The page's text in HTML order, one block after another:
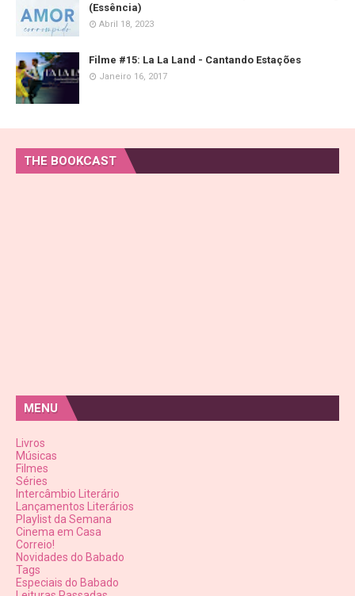
(Essência)
Abril 18, 2023
Filme #15: La La Land - Cantando Estações
Janeiro 16, 2017
THE BOOKCAST
MENU
Livros
Músicas
Filmes
Séries
Intercâmbio Literário
Lançamentos Literários
Playlist da Semana
Cinema em Casa
Correio!
Novidades do Babado
Tags
Especiais do Babado